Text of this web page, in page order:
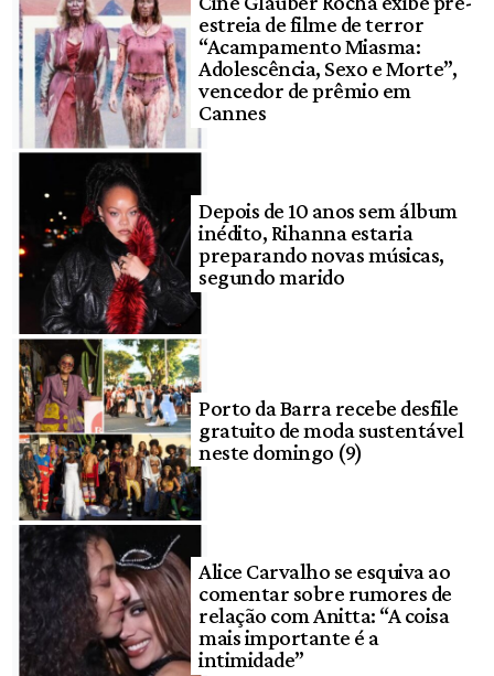
estreia de filme de terror
“Acampamento Miasma:
Adolescência, Sexo e Morte”,
vencedor de prêmio em
Cannes
Depois de 10 anos sem álbum
inédito, Rihanna estaria
preparando novas músicas,
segundo marido
Porto da Barra recebe desfile
gratuito de moda sustentável
neste domingo (9)
Alice Carvalho se esquiva ao
comentar sobre rumores de
relação com Anitta: “A coisa
mais importante é a
intimidade”